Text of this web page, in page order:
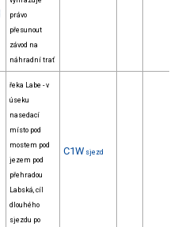
právo
přesunout
závod na
náhradní trať
řeka Labe - v
úseku
nasedací
místo pod
mostem pod
jezem pod
přehradou
Labská, cíl
dlouhého
sjezdu po
C1W sjezd